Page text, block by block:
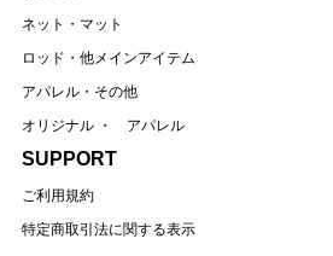
ネット・マット
ロッド・他メインアイテム
アパレル・その他
オリジナル ・ アパレル
SUPPORT
ご利用規約
特定商取引法に関する表示